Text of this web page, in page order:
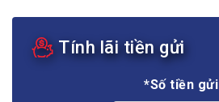
Tính lãi tiền gửi
*Số tiền gửi